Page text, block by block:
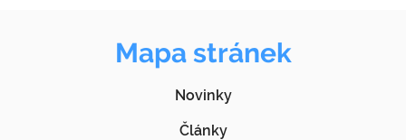
Mapa stránek
Novinky
Články